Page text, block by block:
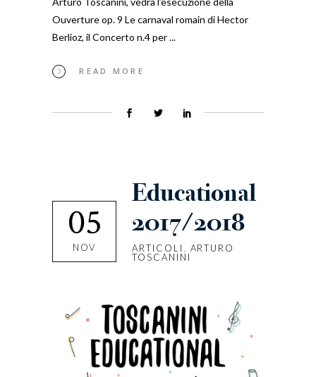
Ouverture op. 9 Le carnaval romain di Hector
Berlioz, il Concerto n.4 per
READ MORE
05
NOV
Educational
2017/2018
ARTICOLI
ARTURO
TOSCANINI